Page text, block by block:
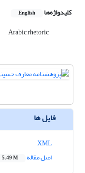
کلیدواژه‌ها English
Arabic rhetoric
فایل ها
اصل مقاله
5.49 M